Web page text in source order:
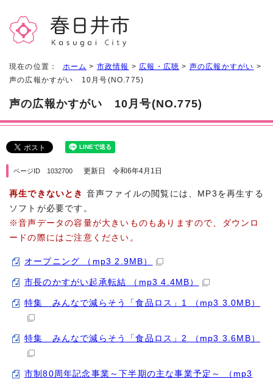
現在の位置： ホーム > 市政情報 > 広報・広聴 > 声の広報かすがい >
声の広報かすがい 10月号(NO.775)
声の広報かすがい 10月号(NO.775)
ページID 1032700 更新日 令和6年4月1日
再生できないとき 音声ファイルの閲覧には、MP3を再生する
ソフトが必要です。
※音声データの容量が大きいものもありますので、ダウンロ
ードの際にはご注意ください。
オープニング （mp3 2.9MB）
市長のかすがい起承転結 （mp3 4.4MB）
特集 みんなで減らそう「食品ロス」1 （mp3 3.0MB）
特集 みんなで減らそう「食品ロス」2 （mp3 3.6MB）
市制80周年記念事業～下半期の主な事業予定～ （mp3